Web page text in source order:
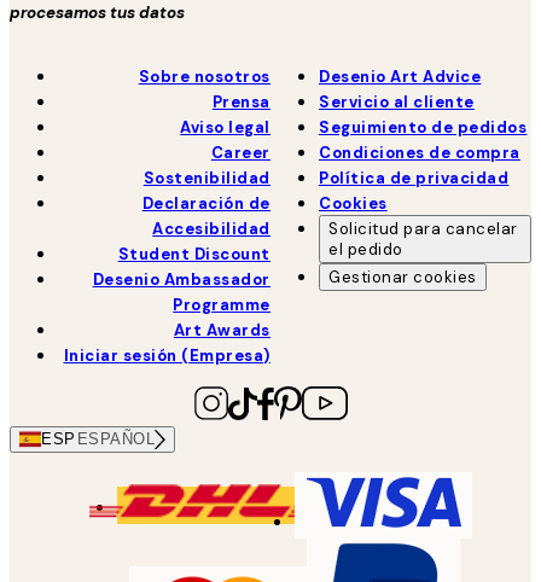
procesamos tus datos
Sobre nosotros
Prensa
Aviso legal
Career
Sostenibilidad
Declaración de
Accesibilidad
Student Discount
Desenio Ambassador
Programme
Art Awards
Iniciar sesión (Empresa)
Desenio Art Advice
Servicio al cliente
Seguimiento de pedidos
Condiciones de compra
Política de privacidad
Cookies
Solicitud para cancelar
el pedido
Gestionar cookies
ESP ESPAÑOL